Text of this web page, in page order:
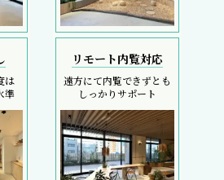
は
準
リモート内覧対応
遠方にて内覧できずとも
しっかりサポート